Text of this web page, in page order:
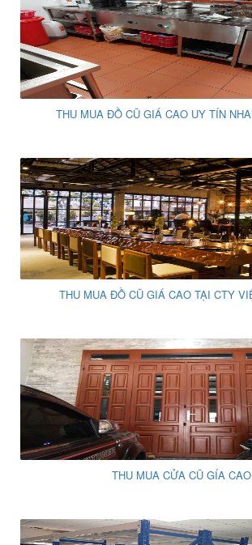
THU MUA ĐỒ CŨ GIÁ CAO UY TÍN
THU MUA ĐỒ CŨ GIÁ CAO TẠI CTY
THU MUA CỬA CŨ GÍA CAO